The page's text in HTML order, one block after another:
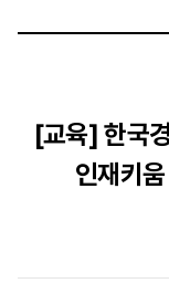
[교육] 한국
인재키